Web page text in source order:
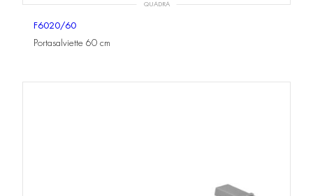
QUADRA
F6020/60
Portasalviette 60 cm